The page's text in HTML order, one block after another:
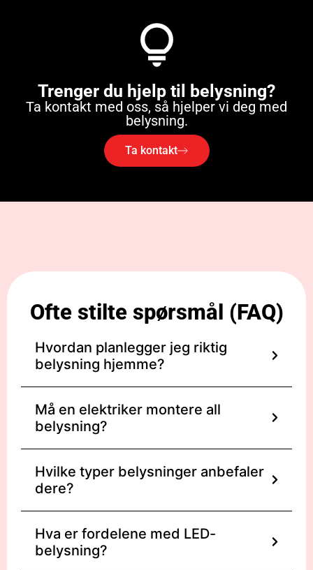
Trenger du hjelp til belysning?
Ta kontakt med oss, så hjelper vi deg med
belysning.
Ta kontakt
Ofte stilte spørsmål (FAQ)
Hvordan planlegger jeg riktig
belysning hjemme?
Må en elektriker montere all
belysning?
Hvilke typer belysninger anbefaler
dere?
Hva er fordelene med LED-
belysning?